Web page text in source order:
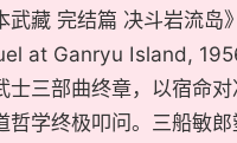
武藏 完结篇 决斗岩流岛
at Ganryu Island,
士三部曲终章，以宿命
哲学终极叩问。三船敏